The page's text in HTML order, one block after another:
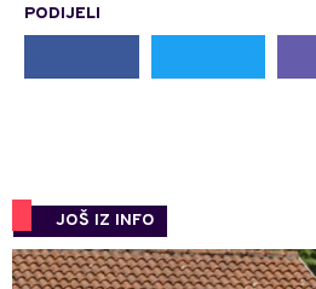
PODIJELI
JOŠ IZ INFO